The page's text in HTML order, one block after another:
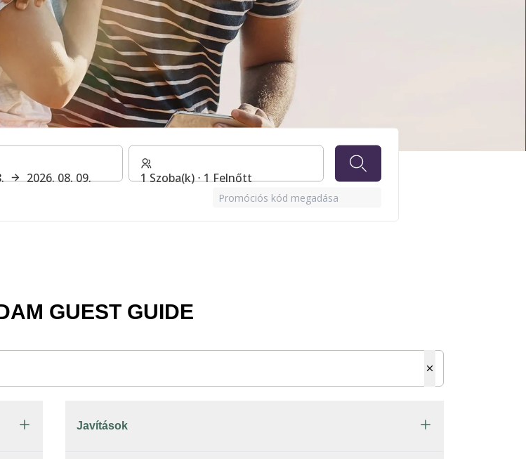
Guest Guide
kapcsolatban. H Rewards Szállodáinkban.
2026. 08. 09. 1 Szoba(k) ⋅ 1 Felnőtt
Promóciós kód megadása
GUEST GUIDE
Javítások